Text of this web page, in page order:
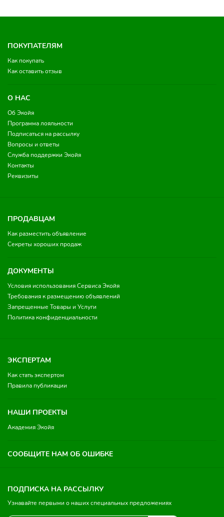
ПОКУПАТЕЛЯМ
Как покупать
Как оставить отзыв
О НАС
Об Экойя
Программа лояльности
Подписаться на рассылку
Вопросы и ответы
Служба поддержки Экойя
Контакты
Реквизиты
ПРОДАВЦАМ
Как разместить объявление
Секреты хороших продаж
ДОКУМЕНТЫ
Условия использования Сервиса Экойя
Требования к размещению объявлений
Запрещенные Товары и Услуги
Политика конфиденциальности
ЭКСПЕРТАМ
Как стать экспертом
Правила публикации
НАШИ ПРОЕКТЫ
Академия Экойя
СООБЩИТЕ НАМ ОБ ОШИБКЕ
ПОДПИСКА НА РАССЫЛКУ
Узнавайте первыми о наших специальных предложениях